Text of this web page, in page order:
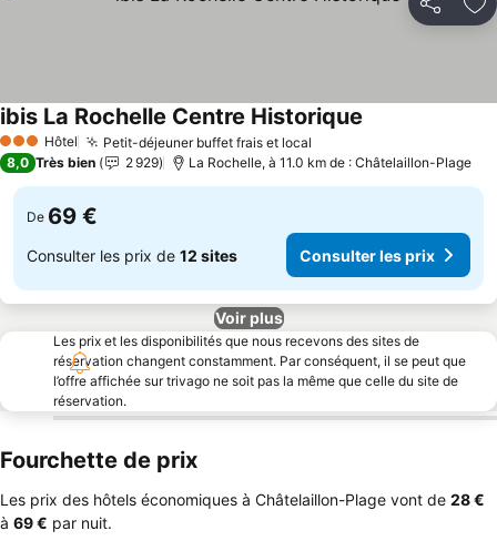
Partager
3 ÉtoilesHôtel Petit-déjeuner buffet frais et local
ibis La Rochelle Centre Historique
8,0 Très bien 2 929 La Rochelle, à 11.0 km de : Châtelaillon-Plage
De 69 €
Consulter les prix de 12 sites Consulter les prix
Voir plus
Les prix et les disponibilités que nous recevons des sites de
réservation changent constamment. Par conséquent, il se peut que
l’offre affichée sur trivago ne soit pas la même que celle du site de
réservation.
Fourchette de prix
Les prix des hôtels économiques à Châtelaillon-Plage vont de ‎28 €
à ‎69 € par nuit.